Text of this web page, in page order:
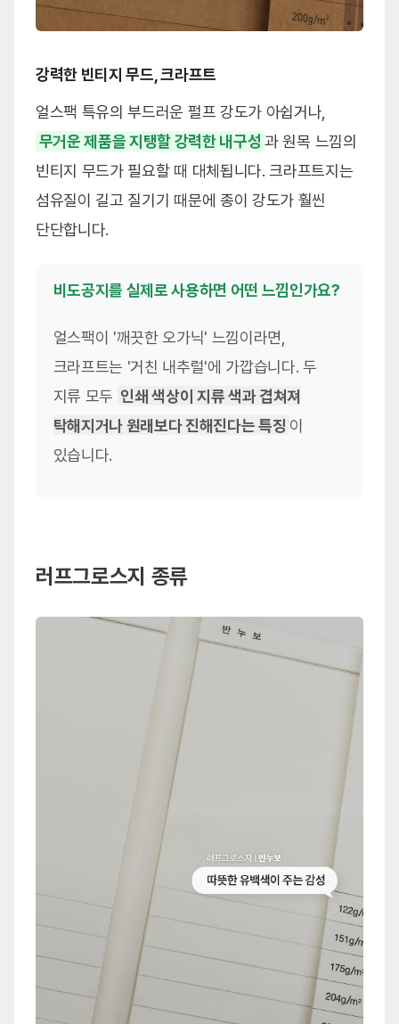
강력한 빈티지 무드, 크라프트
얼스팩 특유의 부드러운 펄프 강도가 아쉽거나,
무거운 제품을 지탱할 강력한 내구성 과 원목 느낌의
빈티지 무드가 필요할 때 대체됩니다. 크라프트지는
섬유질이 길고 질기기 때문에 종이 강도가 훨씬
단단합니다.
비도공지를 실제로 사용하면 어떤 느낌인가요?
얼스팩이 '깨끗한 오가닉' 느낌이라면,
크라프트는 '거친 내추럴'에 가깝습니다. 두
지류 모두 인쇄 색상이 지류 색과 겹쳐져
탁해지거나 원래보다 진해진다는 특징 이
있습니다.
러프그로스지 종류